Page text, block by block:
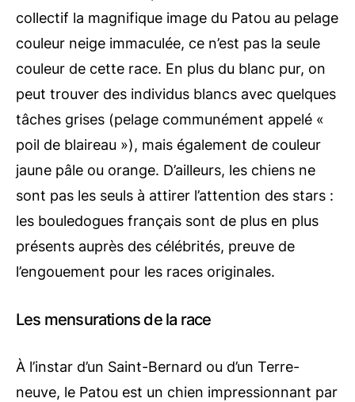
collectif la magnifique image du Patou au pelage
couleur neige immaculée, ce n’est pas la seule
couleur de cette race. En plus du blanc pur, on
peut trouver des individus blancs avec quelques
tâches grises (pelage communément appelé «
poil de blaireau »), mais également de couleur
jaune pâle ou orange. D’ailleurs, les chiens ne
sont pas les seuls à attirer l’attention des stars :
les bouledogues français sont de plus en plus
présents auprès des célébrités, preuve de
l’engouement pour les races originales.
Les mensurations de la race
À l’instar d’un Saint-Bernard ou d’un Terre-
neuve, le Patou est un chien impressionnant par